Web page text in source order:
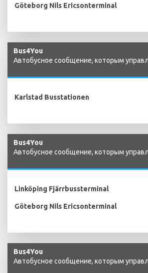
Göteborg Nils Ericsonterminal
Bus4You
Автобусное сообщение, которым
Karlstad Busstationen
Bus4You
Автобусное сообщение, которым
Linköping Fjärrbussterminal
Göteborg Nils Ericsonterminal
Bus4You
Автобусное сообщение, которым